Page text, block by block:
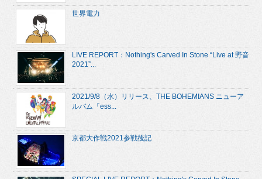
世界電力
LIVE REPORT：Nothing's Carved In Stone “Live at 野音
2021”...
2021/9/8（水）リリース、THE BOHEMIANS ニューア
ルバム『ess...
京都大作戦2021参戦後記